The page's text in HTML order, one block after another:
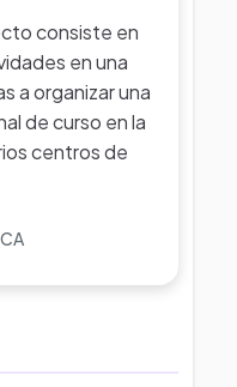
consiste en
en una
a organizar una
de curso en la
centros de